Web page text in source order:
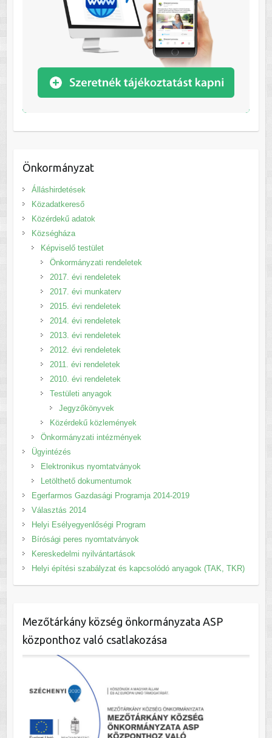
Önkormányzat
Álláshirdetések
Közadatkereső
Közérdekű adatok
Községháza
Képviselő testület
Önkormányzati rendeletek
2017. évi rendeletek
2017. évi munkaterv
2015. évi rendeletek
2014. évi rendeletek
2013. évi rendeletek
2012. évi rendeletek
2011. évi rendeletek
2010. évi rendeletek
Testületi anyagok
Jegyzőkönyvek
Közérdekű közlemények
Önkormányzati intézmények
Ügyintézés
Elektronikus nyomtatványok
Letölthető dokumentumok
Egerfarmos Gazdasági Programja 2014-2019
Választás 2014
Helyi Esélyegyenlőségi Program
Bírósági peres nyomtatványok
Kereskedelmi nyilvántartások
Helyi építési szabályzat és kapcsolódó anyagok (TAK, TKR)
Mezőtárkány község önkormányzata ASP
központhoz való csatlakozása